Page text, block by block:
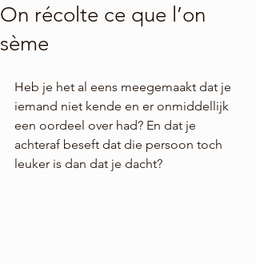
On récolte ce que l’on
sème
Heb je het al eens meegemaakt dat je
iemand niet kende en er onmiddellijk
een oordeel over had? En dat je
achteraf beseft dat die persoon toch
leuker is dan dat je dacht?